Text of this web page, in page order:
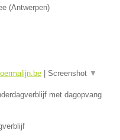
(Antwerpen)
Screenshot ▼
met dagopvang